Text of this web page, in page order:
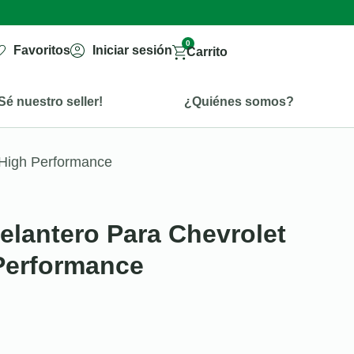
Favoritos Iniciar sesión
0
Carrito
nuestro seller! ¿Quiénes somos?
Performance
Para Chevrolet